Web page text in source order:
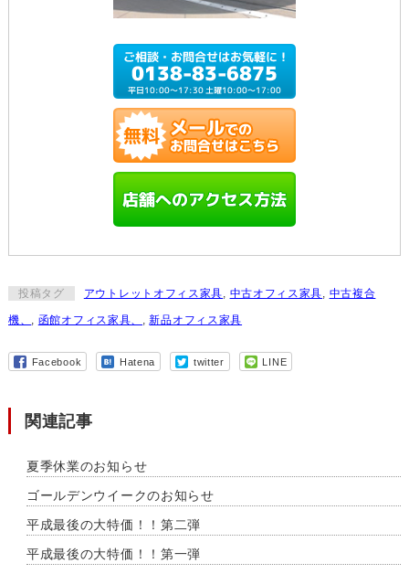
投稿タグ アウトレットオフィス家具 中古オフィス家具 中古複合
機、 函館オフィス家具、 ,新品オフィス家具
Facebook Hatena twitter LINE
関連記事
夏季休業のお知らせ
ゴールデンウイークのお知らせ
平成最後の大特価！！第二弾
平成最後の大特価！！第一弾